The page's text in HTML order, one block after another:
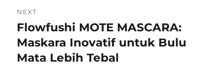
NEXT
Next
post:
Flowfushi MOTE MASCARA:
Maskara Inovatif untuk Bulu
Mata Lebih Tebal